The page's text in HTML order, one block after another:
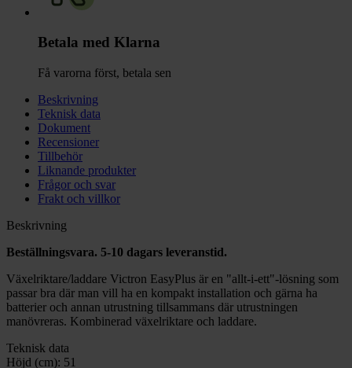
Betala med Klarna
Få varorna först, betala sen
Beskrivning
Teknisk data
Dokument
Recensioner
Tillbehör
Liknande produkter
Frågor och svar
Frakt och villkor
Beskrivning
Beställningsvara. 5-10 dagars leveranstid.
Växelriktare/laddare Victron EasyPlus är en "allt-i-ett"-lösning som
passar bra där man vill ha en kompakt installation och gärna ha
batterier och annan utrustning tillsammans där utrustningen
manövreras. Kombinerad växelriktare och laddare.
Teknisk data
Höjd (cm): 51